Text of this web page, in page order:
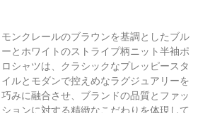
モンクレールのブラウンを基調としたブル
ーとホワイトのストライプ柄ニット半袖ポ
ロシャツは、クラシックなプレッピースタ
イルとモダンで控えめなラグジュアリーを
巧みに融合させ、ブランドの品質とファッ
ションに対する精緻なこだわりを体現して